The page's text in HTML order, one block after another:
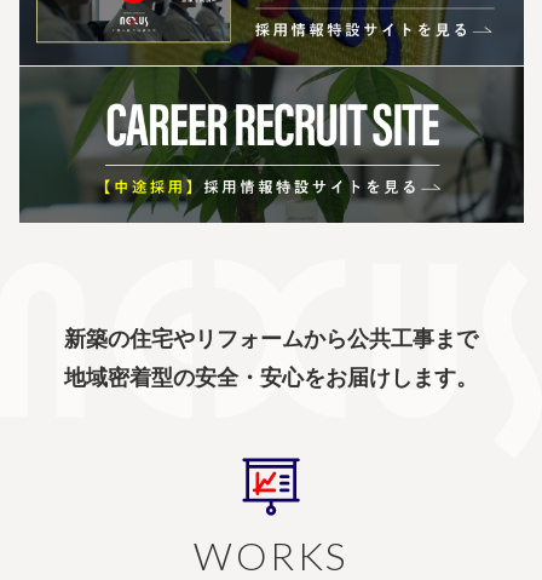
新築の住宅やリフォームから公共工事まで
地域密着型の安全・安心をお届けします。
WORKS